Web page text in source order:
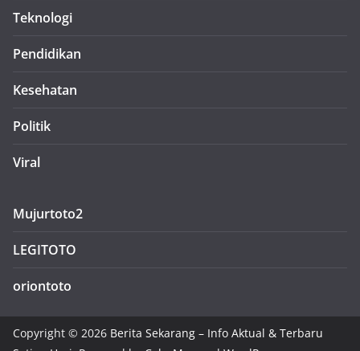
Teknologi
Pendidikan
Kesehatan
Politik
Viral
Mujurtoto2
LEGITOTO
oriontoto
Copyright © 2026 Berita Sekarang – Info Aktual & Terbaru